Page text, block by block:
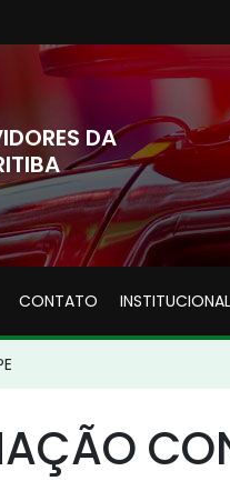
DA
CONTATO INSTITUCIONAL